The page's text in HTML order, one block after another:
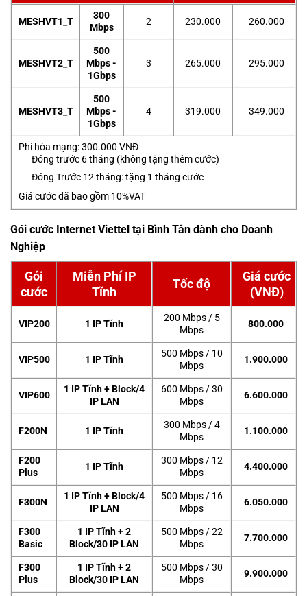
MESHVT1_T
300
Mbps
2 230.000 260.000
MESHVT2_T
500
Mbps -
1Gbps
3 265.000 295.000
MESHVT3_T
500
Mbps -
1Gbps
4 319.000 349.000
Phí hòa mạng: 300.000 VNĐ
Đóng trước 6 tháng (không tặng thêm cước)
Đóng Trước 12 tháng: tặng 1 tháng cước
Giá cước đã bao gồm 10%VAT
Gói cước Internet Viettel tại Bình Tân dành cho Doanh
Nghiệp
Gói
cước
Miễn Phí IP
Tĩnh
Tốc độ
Giá cước
(VNĐ)
VIP200 1 IP Tĩnh
200 Mbps / 5
Mbps
800.000
VIP500 1 IP Tĩnh
500 Mbps / 10
Mbps
1.900.000
VIP600
1 IP Tĩnh + Block/4
IP LAN
600 Mbps / 30
Mbps
6.600.000
F200N 1 IP Tĩnh
300 Mbps / 4
Mbps
1.100.000
F200
Plus
1 IP Tĩnh
300 Mbps / 12
Mbps
4.400.000
F300N
1 IP Tĩnh + Block/4
IP LAN
500 Mbps / 16
Mbps
6.050.000
F300
Basic
1 IP Tĩnh + 2
Block/30 IP LAN
500 Mbps / 22
Mbps
7.700.000
F300
Plus
1 IP Tĩnh + 2
Block/30 IP LAN
500 Mbps / 30
Mbps
9.900.000